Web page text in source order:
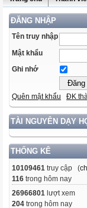
ĐĂNG NHẬP
Tên truy nhập
Mật khẩu
Ghi nhớ
Quên mật khẩu ĐK
TÀI NGUYÊN DẠY
THỐNG KÊ
10109461 truy cập (
116 trong hôm nay
26966801 lượt xem
204 trong hôm nay